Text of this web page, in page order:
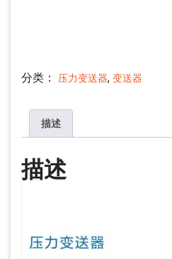
分类： 压力变送器, 变送器
描述
描述